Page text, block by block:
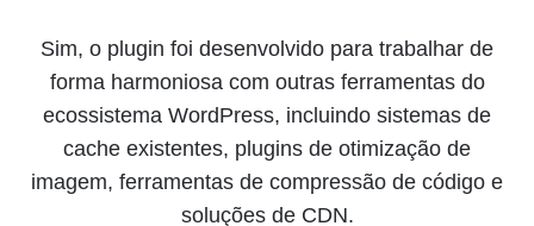
Sim, o plugin foi desenvolvido para trabalhar de
forma harmoniosa com outras ferramentas do
ecossistema WordPress, incluindo sistemas de
cache existentes, plugins de otimização de
imagem, ferramentas de compressão de código e
soluções de CDN.